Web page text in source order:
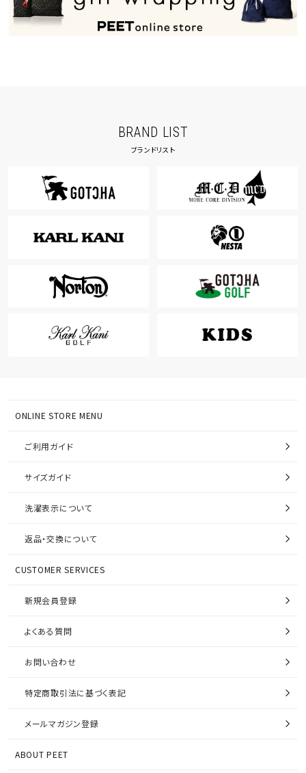
BRAND LIST
ブランドリスト
ONLINE STORE MENU
ご利用ガイド
サイズガイド
洗濯表示について
返品・交換について
CUSTOMER SERVICES
新規会員登録
よくある質問
お問い合わせ
特定商取引法に基づく表記
メールマガジン登録
ABOUT PEET